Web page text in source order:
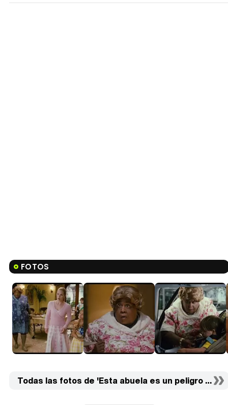
FOTOS
Todas las fotos de 'Esta abuela es un peligro 2' (16)